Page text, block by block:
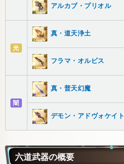
アルカブ・プリオル
光
真・道天浄土
フラマ・オルビス
闇
真・普天幻魔
デモン・アドヴォケイト
六道武器の概要